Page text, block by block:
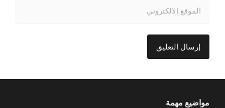
مواضيع مهمة